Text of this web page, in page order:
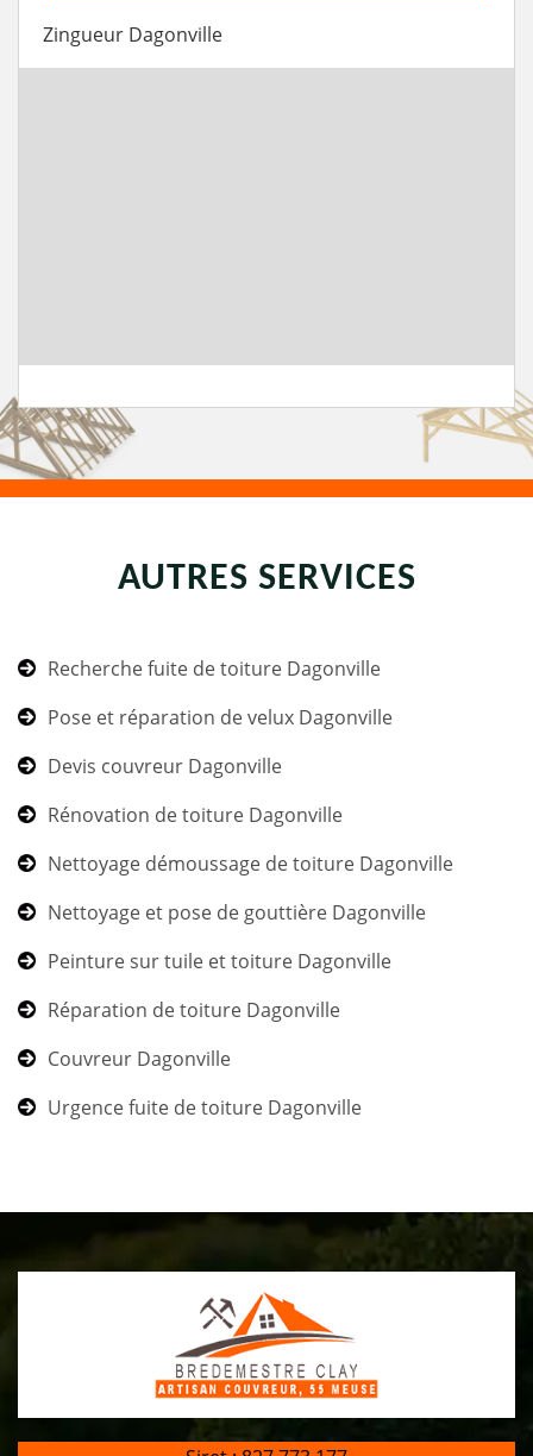
Zingueur Dagonville
AUTRES SERVICES
Recherche fuite de toiture Dagonville
Pose et réparation de velux Dagonville
Devis couvreur Dagonville
Rénovation de toiture Dagonville
Nettoyage démoussage de toiture Dagonville
Nettoyage et pose de gouttière Dagonville
Peinture sur tuile et toiture Dagonville
Réparation de toiture Dagonville
Couvreur Dagonville
Urgence fuite de toiture Dagonville